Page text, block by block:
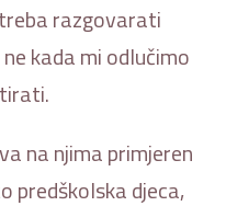
razgovarati
kada mi odlučimo
na njima primjeren
predškolska djeca,